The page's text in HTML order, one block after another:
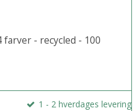
- recycled - 100
1 - 2 hverdages levering